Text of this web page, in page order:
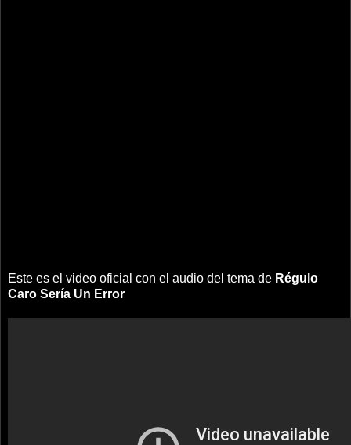
Este es el video oficial con el audio del tema de Régulo
Caro Sería Un Error